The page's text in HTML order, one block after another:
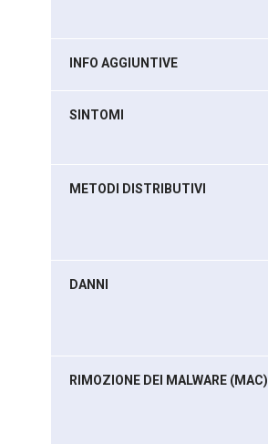
INFO AGGIUNTIVE
SINTOMI
METODI DISTRIBUTIVI
DANNI
RIMOZIONE DEI MALWARE (MAC)